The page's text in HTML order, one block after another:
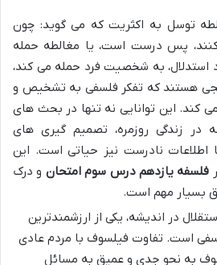
توسل به اکثریت که می گوید: چون
پس درست است، یا مغالطه حمله
به شخصیت فرد حمله می کند،
هستند که تفکر فلسفی به تشخیص و
کند. این توانایی نه تنها در بحث های
در زندگی روزمره، تصمیم گیری های
اطلاعات نادرست نیز حیاتی است. این
فلسفه یازدهم درس سوم امتحان و درک
بسیار مهم است.
در اندیشه، یکی از ارزشمندترین
است. تفاوت فیلسوف با مردم عادی
به نحو جدی و عمیق به مسائل